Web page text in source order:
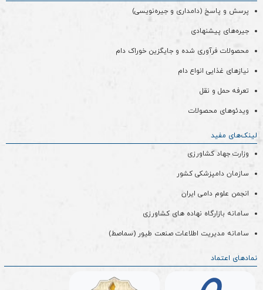
پرسش و پاسخ (دامداری و جیره‌نویسی)
جیره‌های پیشنهادی
محصولات فرآوری شده و جایگزین خوراک دام
نیازهای غذایی انواع دام
تعرفه حمل و نقل
ویدئو‌های محصولات
لینک‌های مفید
وزارت جهاد کشاورزی
سازمان دامپزشکی کشور
انجمن علوم دامی ایران
سامانه بازارگاه نهاده های کشاورزی
سامانه مدیریت اطلاعات صنعت طیور (سماصط)
نمادهای اعتماد